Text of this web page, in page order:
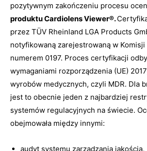
pozytywnym zakończeniu procesu
produktu Cardiolens Viewer®.
przez TÜV Rheinland LGA Products
notyfikowaną zarejestrowaną w
numerem 0197. Proces certyfikacji
wymaganiami rozporządzenia (UE)
wyrobów medycznych, czyli MDR. Dla
jest to obecnie jeden z najbardziej
systemów regulacyjnych na świecie.
obejmowała między innymi:
audyt systemu zarządzania jakością,